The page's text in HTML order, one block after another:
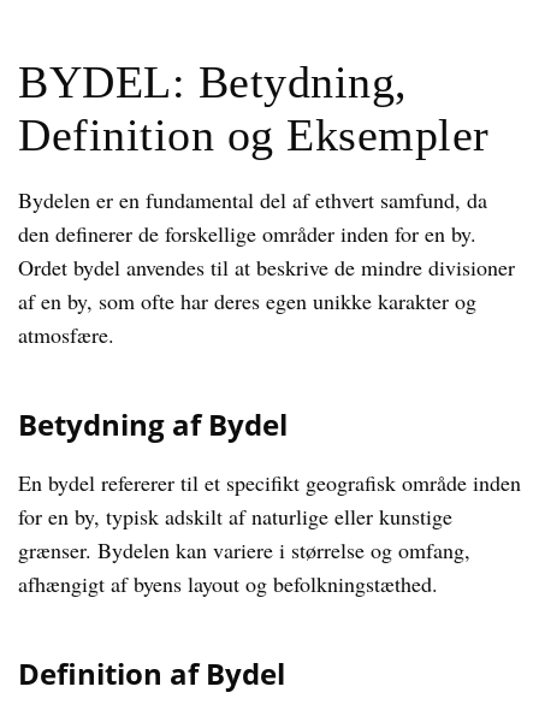
BYDEL: Betydning,
Definition og Eksempler
Bydelen er en fundamental del af ethvert samfund, da
den definerer de forskellige områder inden for en by.
Ordet bydel anvendes til at beskrive de mindre divisioner
af en by, som ofte har deres egen unikke karakter og
atmosfære.
Betydning af Bydel
En bydel refererer til et specifikt geografisk område inden
for en by, typisk adskilt af naturlige eller kunstige
grænser. Bydelen kan variere i størrelse og omfang,
afhængigt af byens layout og befolkningstæthed.
Definition af Bydel